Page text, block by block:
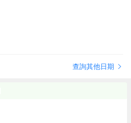
查詢其他日期